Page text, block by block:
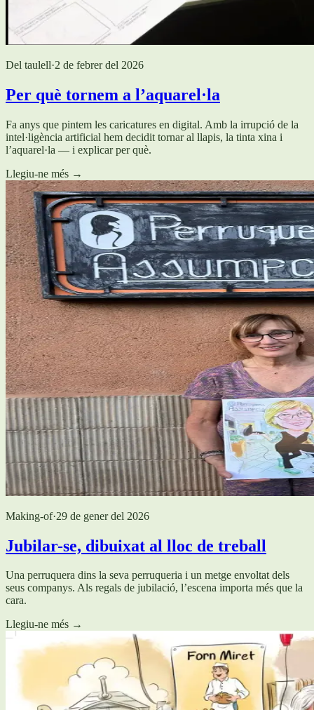
Del taulell·2 de febrer del 2026
Per què tornem a l’aquarel·la
Fa anys que pintem les caricatures en digital. Amb la irrupció de la
intel·ligència artificial hem decidit tornar al llapis, la tinta xina i
l’aquarel·la — i explicar per què.
Llegiu-ne més →
Making-of·29 de gener del 2026
Jubilar-se, dibuixat al lloc de treball
Una perruquera dins la seva perruqueria i un metge envoltat dels
seus companys. Als regals de jubilació, l’escena importa més que la
cara.
Llegiu-ne més →